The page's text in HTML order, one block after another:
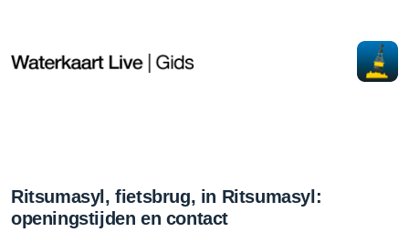
Ritsumasyl, fietsbrug, in Ritsumasyl:
openingstijden en contact